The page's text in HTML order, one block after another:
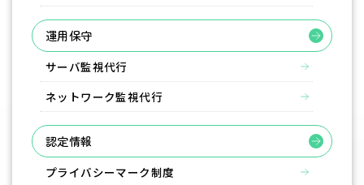
運用保守
サーバ監視代行
ネットワーク監視代行
認定情報
プライバシーマーク制度